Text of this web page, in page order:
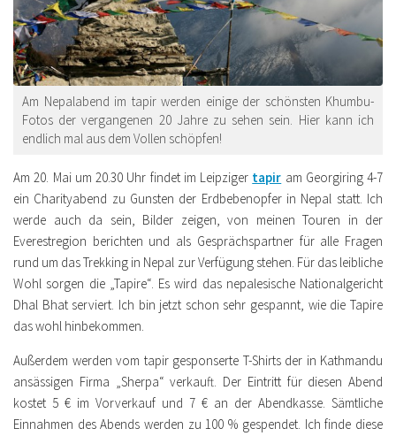
Am Nepalabend im tapir werden einige der schönsten Khumbu-
Fotos der vergangenen 20 Jahre zu sehen sein. Hier kann ich
endlich mal aus dem Vollen schöpfen!
Am 20. Mai um 20.30 Uhr findet im Leipziger tapir am Georgiring 4-7
ein Charityabend zu Gunsten der Erdbebenopfer in Nepal statt. Ich
werde auch da sein, Bilder zeigen, von meinen Touren in der
Everestregion berichten und als Gesprächspartner für alle Fragen
rund um das Trekking in Nepal zur Verfügung stehen. Für das leibliche
Wohl sorgen die „Tapire“. Es wird das nepalesische Nationalgericht
Dhal Bhat serviert. Ich bin jetzt schon sehr gespannt, wie die Tapire
das wohl hinbekommen.
Außerdem werden vom tapir gesponserte T-Shirts der in Kathmandu
ansässigen Firma „Sherpa“ verkauft. Der Eintritt für diesen Abend
kostet 5 € im Vorverkauf und 7 € an der Abendkasse. Sämtliche
Einnahmen des Abends werden zu 100 % gespendet. Ich finde diese